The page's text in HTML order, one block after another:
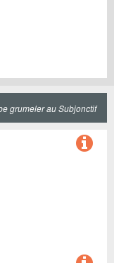
grumeler au Subjonctif